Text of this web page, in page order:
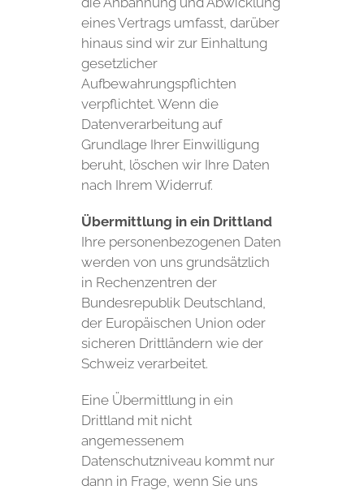
eines Vertrags umfasst, darüber
hinaus sind wir zur Einhaltung
gesetzlicher
Aufbewahrungspflichten
verpflichtet. Wenn die
Datenverarbeitung auf
Grundlage Ihrer Einwilligung
beruht, löschen wir Ihre Daten
nach Ihrem Widerruf.
Übermittlung in ein Drittland
Ihre personenbezogenen Daten
werden von uns grundsätzlich
in Rechenzentren der
Bundesrepublik Deutschland,
der Europäischen Union oder
sicheren Drittländern wie der
Schweiz verarbeitet.
Eine Übermittlung in ein
Drittland mit nicht
angemessenem
Datenschutzniveau kommt nur
dann in Frage, wenn Sie uns